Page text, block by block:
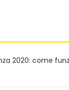
2020: come